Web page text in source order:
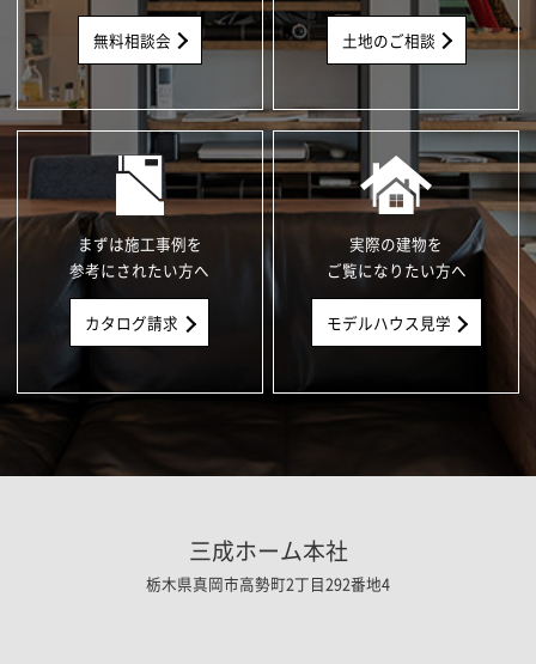
無料相談会 土地のご相談
まずは施工事例を
参考にされたい方へ
カタログ請求
実際の建物を
ご覧になりたい方へ
モデルハウス見学
三成ホーム本社
栃木県真岡市高勢町2丁目292番地4